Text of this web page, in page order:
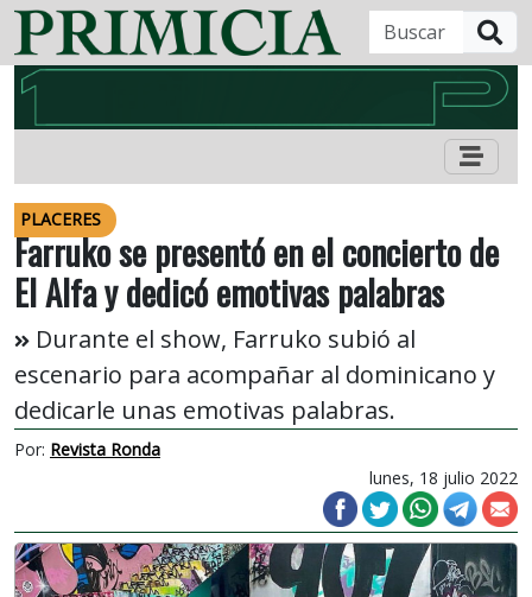
PLACERES
Farruko se presentó en el concierto de
El Alfa y dedicó emotivas palabras
Durante el show, Farruko subió al
escenario para acompañar al dominicano y
dedicarle unas emotivas palabras.
Por: Revista Ronda
lunes, 18 julio 2022